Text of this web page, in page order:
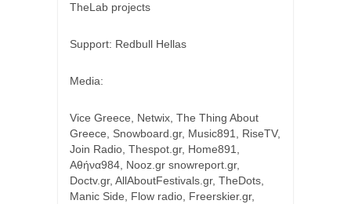
TheLab projects
Support: Redbull Hellas
Media:
Vice Greece, Netwix, The Thing About
Greece, Snowboard.gr, Music891, RiseTV,
Join Radio, Thespot.gr, Home891,
Aθήνα984, Nooz.gr snowreport.gr,
Doctv.gr, AllAboutFestivals.gr, TheDots,
Manic Side, Flow radio, Freerskier.gr,